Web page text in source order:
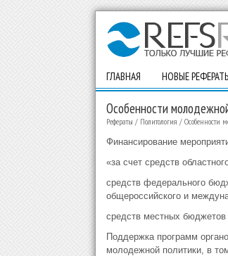
ГЛАВНАЯ НОВЫЕ
Особенности
Рефераты / Политология / Особенности
Финансирование
«за счет средств
средств федерального
общероссийского и
средств местных
Поддержка программ
молодежной политики, в